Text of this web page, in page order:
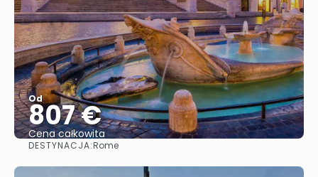
Od
807 €
Cena całkowita
DESTYNACJA:Rome